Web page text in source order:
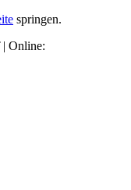
springen.
| Online: